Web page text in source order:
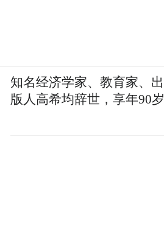
知名经济学家、教育家、出
版人高希均辞世，享年90岁